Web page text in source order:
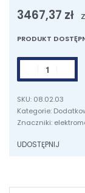
3467,37 zł
PRODUKT
Zestaw
narzędzi
do
20
08.02.03
Kategorie:
Znaczniki:
UDOSTĘPNIJ